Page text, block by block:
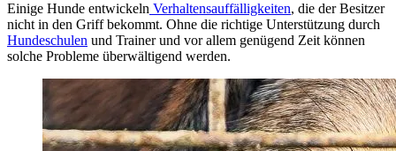
Einige Hunde entwickeln Verhaltensauffälligkeiten, die der Besitzer
nicht in den Griff bekommt. Ohne die richtige Unterstützung durch
Hundeschulen und Trainer und vor allem genügend Zeit können
solche Probleme überwältigend werden.